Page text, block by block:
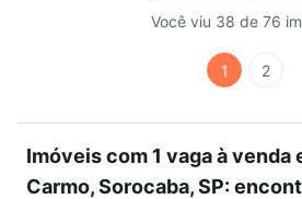
Você viu 38 de 76
1 2
Imóveis com 1 vaga à venda
Carmo, Sorocaba, SP: